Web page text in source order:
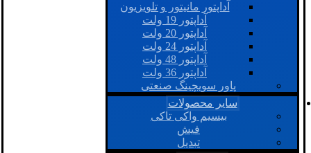
آداپتور مانیتور و تلویزیون
آداپتور 19 ولت
آداپتور 20 ولت
آداپتور 24 ولت
آداپتور 48 ولت
آداپتور 36 ولت
پاور سویچینگ صنعتی
سایر محصولات
بیسیم واکی تاکی
فیش
تبدیل